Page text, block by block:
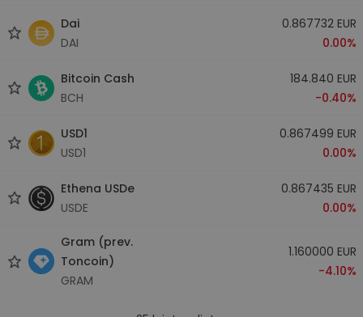
Dai
DAI
0.867732 EUR
0.00%
Bitcoin Cash
BCH
184.840 EUR
-0.40%
USD1
USD1
0.867499 EUR
0.00%
Ethena USDe
USDE
0.867435 EUR
0.00%
Gram (prev.
Toncoin)
GRAM
1.160000 EUR
-4.10%